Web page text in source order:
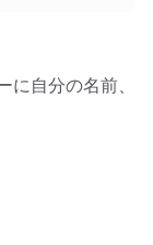
自分の名前、